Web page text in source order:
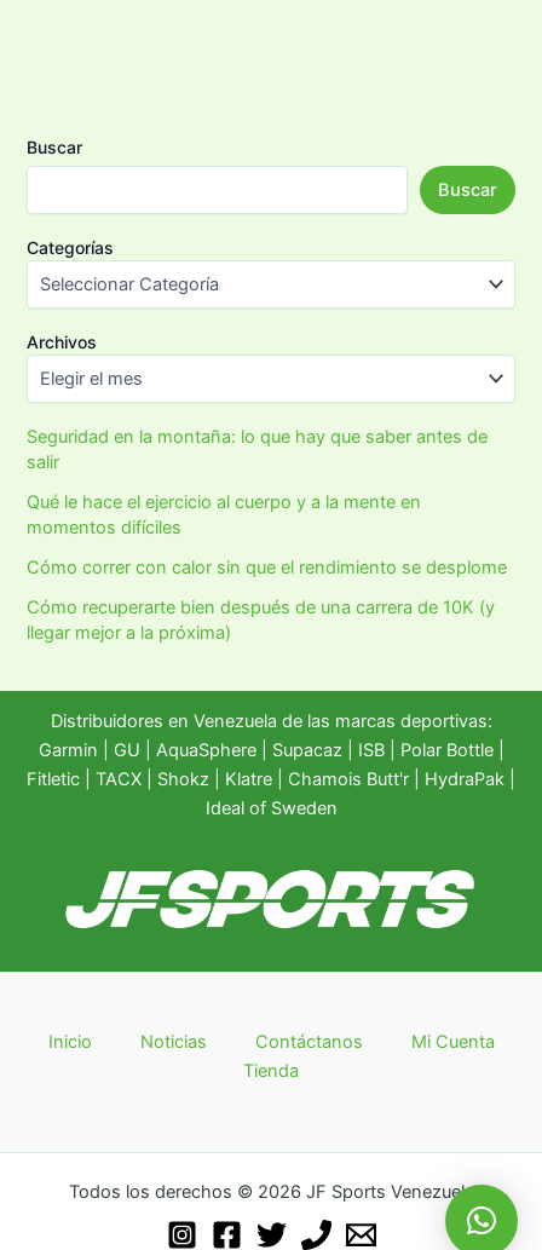
Buscar
Buscar
Categorías
Archivos
Seguridad en la montaña: lo que hay que saber antes de
salir
Qué le hace el ejercicio al cuerpo y a la mente en
momentos difíciles
Cómo correr con calor sin que el rendimiento se desplome
Cómo recuperarte bien después de una carrera de 10K (y
llegar mejor a la próxima)
Distribuidores en Venezuela de las marcas deportivas:
Garmin
GU AquaSphere| Supacaz | ISB | Polar Bottle|
Fitletic
TACX Shokz Klatre Chamois Butt'r HydraPak
Ideal of Sweden
Inicio Noticias Contáctanos
Mi Cuenta
Tienda
Todos los derechos © 2026 JF Sports Venezuela